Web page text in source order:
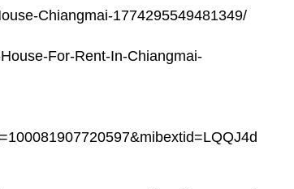
Chiangmai-1774295549481349/
For-Rent-In-Chiangmai-